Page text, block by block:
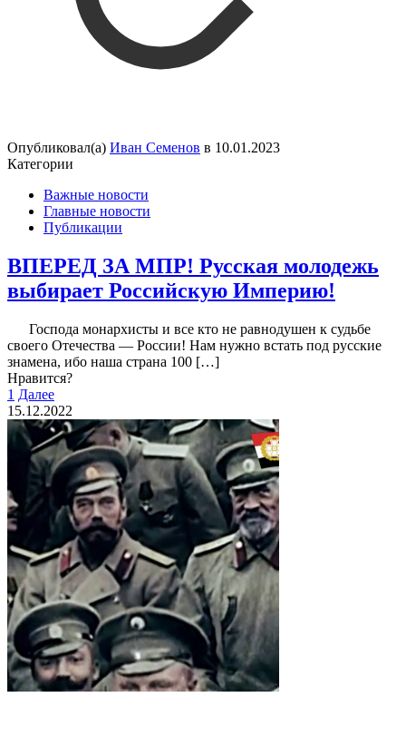
Опубликовал(а) Иван Семенов в 10.01.2023
Категории
Важные новости
Главные новости
Публикации
ВПЕРЕД ЗА МПР! Русская молодежь
выбирает Российскую Империю!
Господа монархисты и все кто не равнодушен к судьбе
своего Отечества — России! Нам нужно встать под русские
знамена, ибо наша страна 100 […]
Нравится?
1 Далее
15.12.2022